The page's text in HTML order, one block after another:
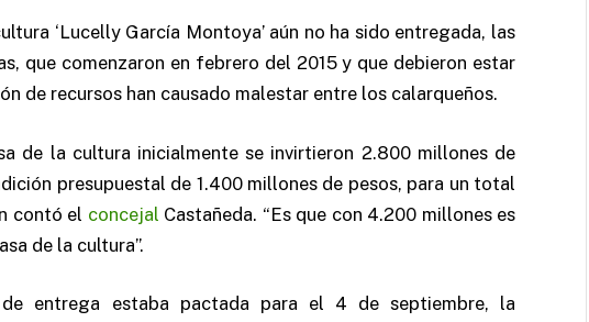
‘Lucelly García Montoya’ aún no ha sido entregada, las
que comenzaron en febrero del 2015 y que debieron estar
de recursos han causado malestar entre los calarqueños.
de la cultura inicialmente se invirtieron 2.800 millones de
presupuestal de 1.400 millones de pesos, para un total
contó el concejal Castañeda. “Es que con 4.200 millones es
de la cultura”.
entrega estaba pactada para el 4 de septiembre, la